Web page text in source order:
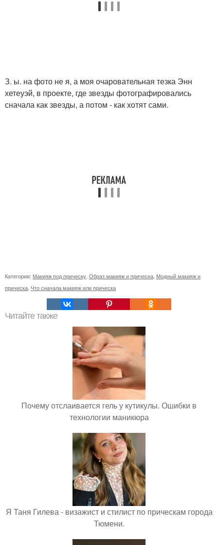
З. ы. на фото не я, а моя очаровательная тезка Энн
хетеуэй, в проекте, где звезды фотографировались
сначала как звезды, а потом - как хотят сами.
Категории: Макияж под прическу Образ макияж и прическа Модный макияж и
прическа Что сначала макияж или прическа
Читайте также
Почему отслаивается гель у кутикулы. Ошибки в
технологии маникюра
Я Таня Гилева - визажист и стилист по прическам города
Тюмени.